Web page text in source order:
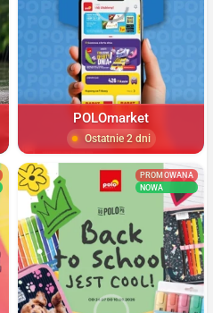
POLOmarket
Ostatnie 2 dni
PROMOWANA
NOWA